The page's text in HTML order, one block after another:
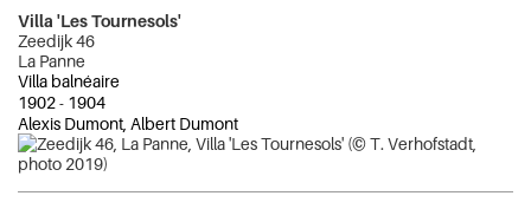
Villa 'Les Tournesols'
Zeedijk 46
La Panne
Villa balnéaire
1902- 1904
Alexis Dumont, Albert Dumont